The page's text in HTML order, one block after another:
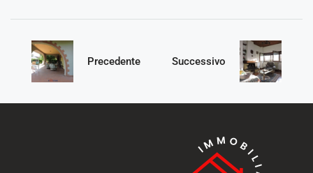
Precedente Successivo